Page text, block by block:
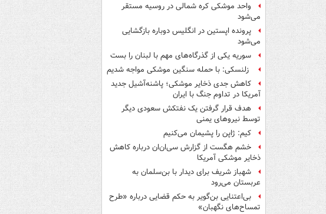
واحد موشکی کره شمالی در روسیه مستقر
می‌شود
پرونده اپستین در انگلیس دوباره بازگشایی
می‌شود
سوریه یکی از گذرگاه‌های مهم با لبنان را بست
زلنسکی: با حمله سنگین موشکی مواجه شدیم
کاهش جدی ذخایر موشکی؛ پاشنه‌آشیل جدید
آمریکا در تداوم جنگ با ایران
هدف قرار گرفتن یک نفتکش سعودی دیگر
توسط نیروهای یمنی
کیم: ژاپن را پشیمان می‌کنیم
خشم هگست از گزارش سی‌ان‌ان درباره کاهش
ذخایر موشکی آمریکا
شهباز شریف برای دیدار با بن‌سلمان به
عربستان می‌رود
بی‌اعتنایی بن‌گویر به حکم قضایی درباره «طرح
تمساح‌های نگهبان»